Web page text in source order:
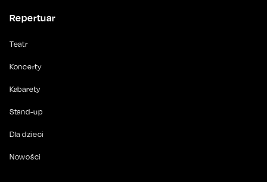
Repertuar
Teatr
Koncerty
Kabarety
Stand-up
Dla dzieci
Nowości